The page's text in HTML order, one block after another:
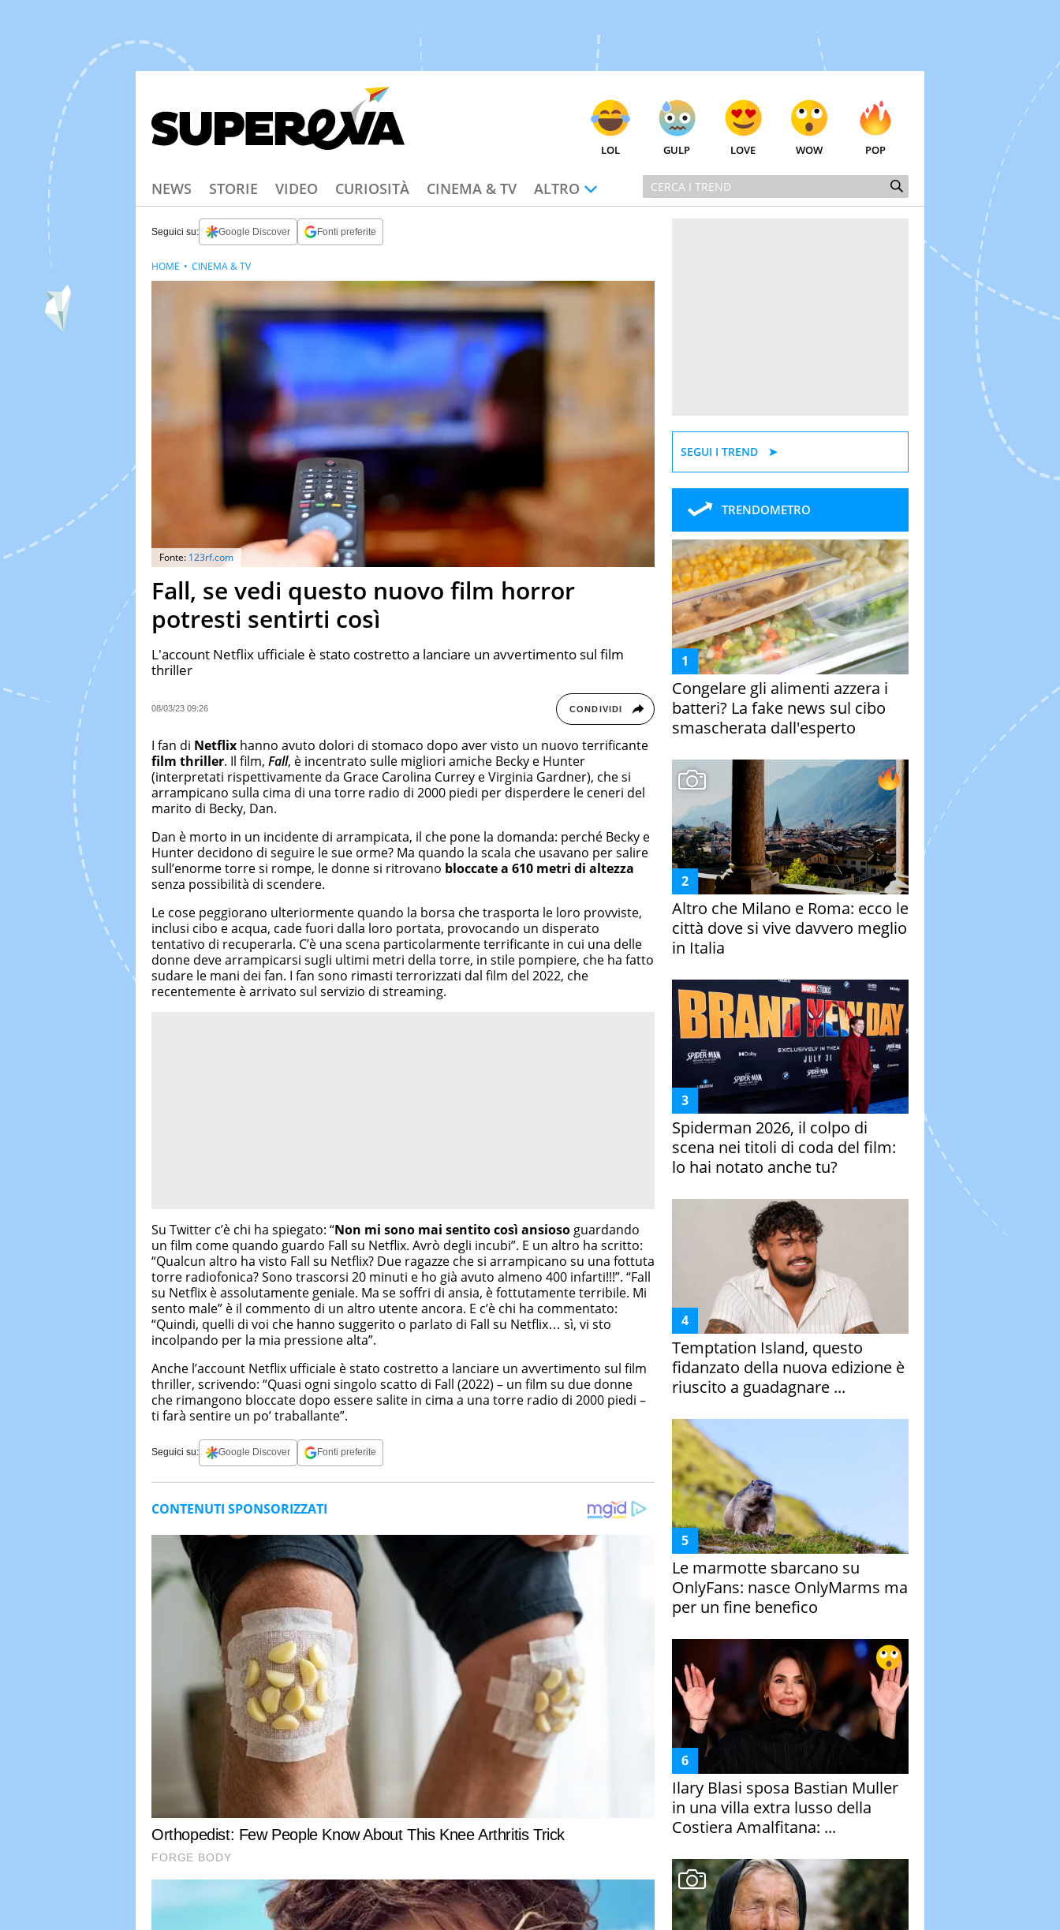
LOL GULP LOVE WOW POP
NEWS STORIE VIDEO CURIOSITÀ CINEMA & TV ALTRO
Seguici su: Google Discover Fonti preferite
Fonte: 123rf.com
Fall, se vedi questo nuovo film horror
potresti sentirti così
L'account Netflix ufficiale è stato costretto a lanciare un avvertimento sul film
thriller
08/03/23 09:26 CONDIVIDI
HOME CINEMA & TV
I fan di Netflix hanno avuto dolori di stomaco dopo aver visto un nuovo terrificante
film thriller. Il film, Fall, è incentrato sulle migliori amiche Becky e Hunter
(interpretati rispettivamente da Grace Carolina Currey e Virginia Gardner), che si
arrampicano sulla cima di una torre radio di 2000 piedi per disperdere le ceneri del
marito di Becky, Dan.
Dan è morto in un incidente di arrampicata, il che pone la domanda: perché Becky e
Hunter decidono di seguire le sue orme? Ma quando la scala che usavano per salire
sull’enorme torre si rompe, le donne si ritrovano bloccate a 610 metri di altezza
senza possibilità di scendere.
Le cose peggiorano ulteriormente quando la borsa che trasporta le loro provviste,
inclusi cibo e acqua, cade fuori dalla loro portata, provocando un disperato
tentativo di recuperarla. C’è una scena particolarmente terrificante in cui una delle
donne deve arrampicarsi sugli ultimi metri della torre, in stile pompiere, che ha fatto
sudare le mani dei fan. I fan sono rimasti terrorizzati dal film del 2022, che
recentemente è arrivato sul servizio di streaming.
Su Twitter c’è chi ha spiegato: “Non mi sono mai sentito così ansioso guardando
un film come quando guardo Fall su Netflix. Avrò degli incubi”. E un altro ha scritto:
“Qualcun altro ha visto Fall su Netflix? Due ragazze che si arrampicano su una fottuta
torre radiofonica? Sono trascorsi 20 minuti e ho già avuto almeno 400 infarti!!!”. “Fall
su Netflix è assolutamente geniale. Ma se soffri di ansia, è fottutamente terribile. Mi
sento male” è il commento di un altro utente ancora. E c’è chi ha commentato:
“Quindi, quelli di voi che hanno suggerito o parlato di Fall su Netflix… sì, vi sto
incolpando per la mia pressione alta”.
Anche l’account Netflix ufficiale è stato costretto a lanciare un avvertimento sul film
thriller, scrivendo: “Quasi ogni singolo scatto di Fall (2022) – un film su due donne
che rimangono bloccate dopo essere salite in cima a una torre radio di 2000 piedi –
ti farà sentire un po’ traballante”.
Seguici su: Google Discover Fonti preferite
SEGUI I TREND
TRENDOMETRO
Congelare gli alimenti azzera i
batteri? La fake news sul cibo
smascherata dall'esperto
Altro che Milano e Roma: ecco le
città dove si vive davvero meglio
in Italia
Spiderman 2026, il colpo di
scena nei titoli di coda del film:
lo hai notato anche tu?
Temptation Island, questo
fidanzato della nuova edizione è
riuscito a guadagnare ...
Le marmotte sbarcano su
OnlyFans: nasce OnlyMarms ma
per un fine benefico
Ilary Blasi sposa Bastian Muller
in una villa extra lusso della
Costiera Amalfitana: ...